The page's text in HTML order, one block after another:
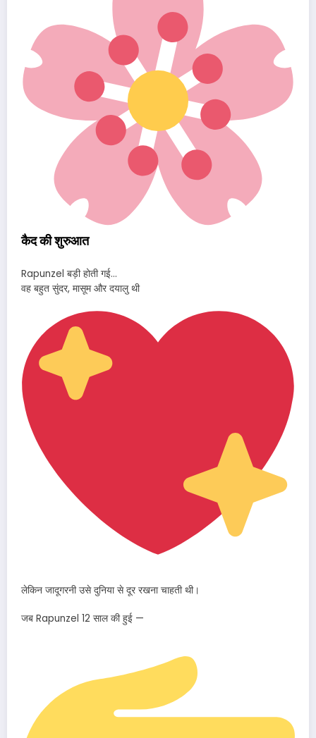
कैद की शुरुआत
Rapunzel बड़ी होती गई…
वह बहुत सुंदर, मासूम और दयालु थी
लेकिन जादूगरनी उसे दुनिया से दूर रखना चाहती थी।
जब Rapunzel 12 साल की हुई —